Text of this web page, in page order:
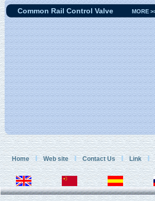
2025美国拉斯维加斯汽配展 — 参展时间：2025年
AAPEX 2025 — Date: 4 Nov.,-6 Nov., 2025 —
Common Rail Control Valve MORE
Home Web site Contact Us Link